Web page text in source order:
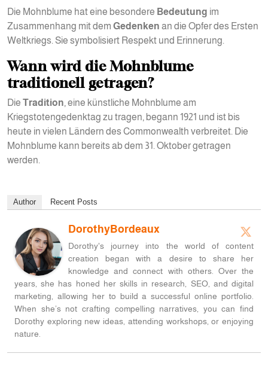
Die Mohnblume hat eine besondere Bedeutung im
Zusammenhang mit dem Gedenken an die Opfer des Ersten
Weltkriegs. Sie symbolisiert Respekt und Erinnerung.
Wann wird die Mohnblume
traditionell getragen?
Die Tradition, eine künstliche Mohnblume am
Kriegstotengedenktag zu tragen, begann 1921 und ist bis
heute in vielen Ländern des Commonwealth verbreitet. Die
Mohnblume kann bereits ab dem 31. Oktober getragen
werden.
Author Recent Posts
DorothyBordeaux
Dorothy's journey into the world of content
creation began with a desire to share her
knowledge and connect with others. Over the
years, she has honed her skills in research, SEO, and digital
marketing, allowing her to build a successful online portfolio.
When she’s not crafting compelling narratives, you can find
Dorothy exploring new ideas, attending workshops, or enjoying
nature.